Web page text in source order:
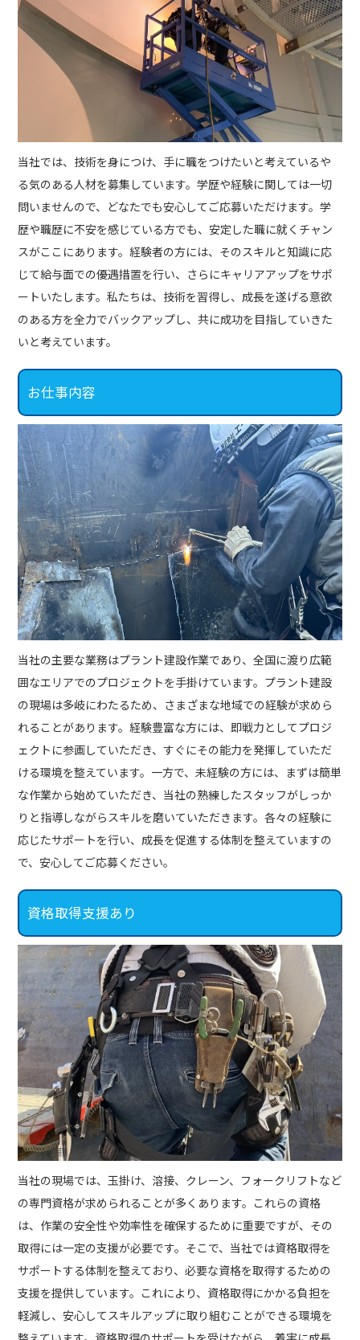
当社では、技術を身につけ、手に職をつけたいと考えているや
る気のある人材を募集しています。学歴や経験に関しては一切
問いませんので、どなたでも安心してご応募いただけます。学
歴や職歴に不安を感じている方でも、安定した職に就くチャン
スがここにあります。経験者の方には、そのスキルと知識に応
じて給与面での優遇措置を行い、さらにキャリアアップをサポ
ートいたします。私たちは、技術を習得し、成長を遂げる意欲
のある方を全力でバックアップし、共に成功を目指していきた
いと考えています。
お仕事内容
当社の主要な業務はプラント建設作業であり、全国に渡り広範
囲なエリアでのプロジェクトを手掛けています。プラント建設
の現場は多岐にわたるため、さまざまな地域での経験が求めら
れることがあります。経験豊富な方には、即戦力としてプロジ
ェクトに参画していただき、すぐにその能力を発揮していただ
ける環境を整えています。一方で、未経験の方には、まずは簡単
な作業から始めていただき、当社の熟練したスタッフがしっか
りと指導しながらスキルを磨いていただきます。各々の経験に
応じたサポートを行い、成長を促進する体制を整えていますの
で、安心してご応募ください。
資格取得支援あり
当社の現場では、玉掛け、溶接、クレーン、フォークリフトなど
の専門資格が求められることが多くあります。これらの資格
は、作業の安全性や効率性を確保するために重要ですが、その
取得には一定の支援が必要です。そこで、当社では資格取得を
サポートする体制を整えており、必要な資格を取得するための
支援を提供しています。これにより、資格取得にかかる負担を
軽減し、安心してスキルアップに取り組むことができる環境を